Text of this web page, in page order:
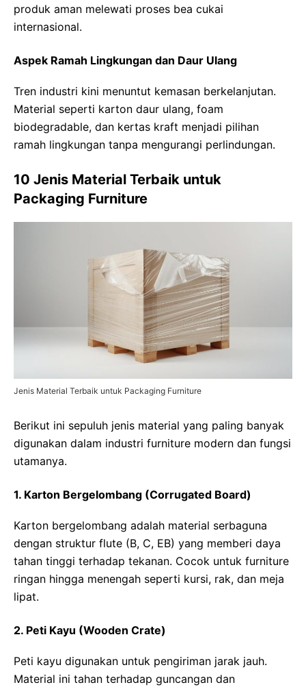
produk aman melewati proses bea cukai
internasional.
Aspek Ramah Lingkungan dan Daur Ulang
Tren industri kini menuntut kemasan berkelanjutan.
Material seperti karton daur ulang, foam
biodegradable, dan kertas kraft menjadi pilihan
ramah lingkungan tanpa mengurangi perlindungan.
10 Jenis Material Terbaik untuk
Packaging Furniture
Jenis Material Terbaik untuk Packaging Furniture
Berikut ini sepuluh jenis material yang paling banyak
digunakan dalam industri furniture modern dan fungsi
utamanya.
1. Karton Bergelombang (Corrugated Board)
Karton bergelombang adalah material serbaguna
dengan struktur flute (B, C, EB) yang memberi daya
tahan tinggi terhadap tekanan. Cocok untuk furniture
ringan hingga menengah seperti kursi, rak, dan meja
lipat.
2. Peti Kayu (Wooden Crate)
Peti kayu digunakan untuk pengiriman jarak jauh.
Material ini tahan terhadap guncangan dan